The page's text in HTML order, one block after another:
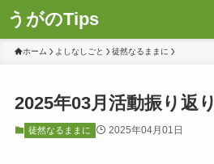
うがのTips
ホーム よしなしごと 徒然なるままに
2025年03月活動振り返り
徒然なるままに 2025年04月01日